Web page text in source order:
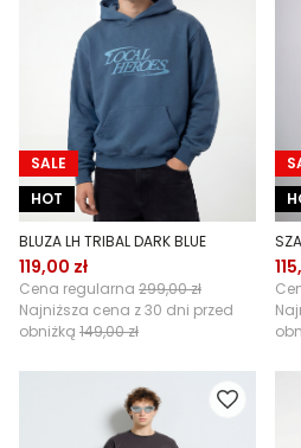
SALE
HOT
BLUZA LH TRIBAL DARK BLUE
119,00 zł
Cena regularna 299,00 zł
Najniższa cena z 30 dni przed
obniżką 149,00 zł